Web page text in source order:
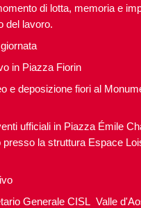
di lotta, memoria e
del lavoro.
in Piazza Fiorin
e deposizione fiori al
ufficiali in Piazza Émile
la struttura Espace
Generale CISL Valle